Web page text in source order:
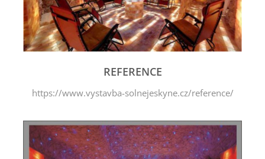
REFERENCE
https://www.vystavba-solnejeskyne.cz/reference/